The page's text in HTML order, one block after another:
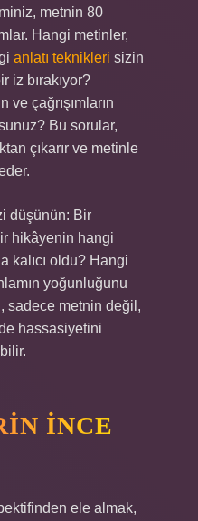
metnin 80
Hangi metinler,
anlatı teknikleri sizin
iz bırakıyor?
ve çağrışımların
Bu sorular,
çıkarır ve metinle
düşünün: Bir
hikâyenin hangi
kalıcı oldu? Hangi
yoğunluğunu
sadece metnin değil,
hassasiyetini
İNCE
ele almak,